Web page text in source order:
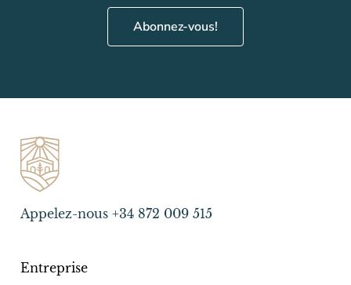
Abonnez-vous!
Appelez-nous +34 872 009 515
Entreprise